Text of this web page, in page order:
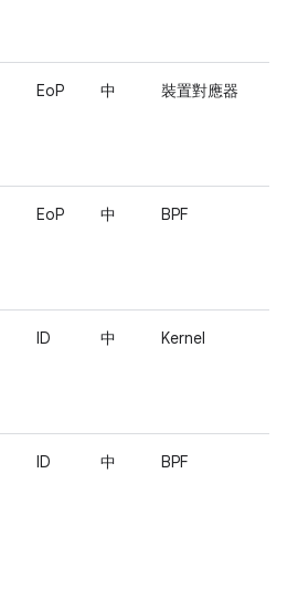
EoP 中 裝置對應器
EoP 中 BPF
ID 中 Kernel
ID 中 BPF